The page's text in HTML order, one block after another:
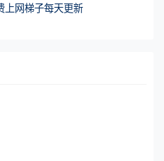
上网梯子每天更新